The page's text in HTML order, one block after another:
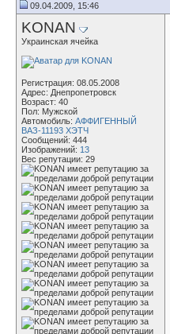
09.04.2009, 15:46
KONAN
Украинская ячейка
Регистрация: 08.05.2008
Адрес: Днепропетровск
Возраст: 40
Пол: Мужской
Автомобиль: АФФИГЕННЫЙ
ВАЗ-11193 ХЭТЧ
Сообщений: 444
Изображений: 13
Вес репутации: 29